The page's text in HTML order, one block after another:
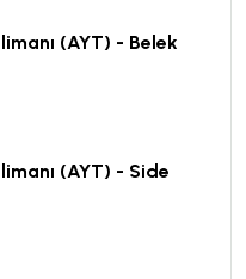
(AYT) - Belek
(AYT) - Side